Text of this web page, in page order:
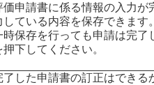
申請書に係る情報の入力が
る内容を保存できます。
行っても申請は完了して
てください。
した申請書の訂正はできる